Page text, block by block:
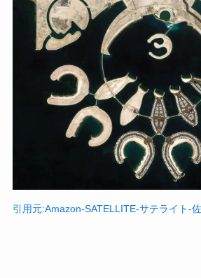
引用元:Amazon-SATELLITE-サテライト-